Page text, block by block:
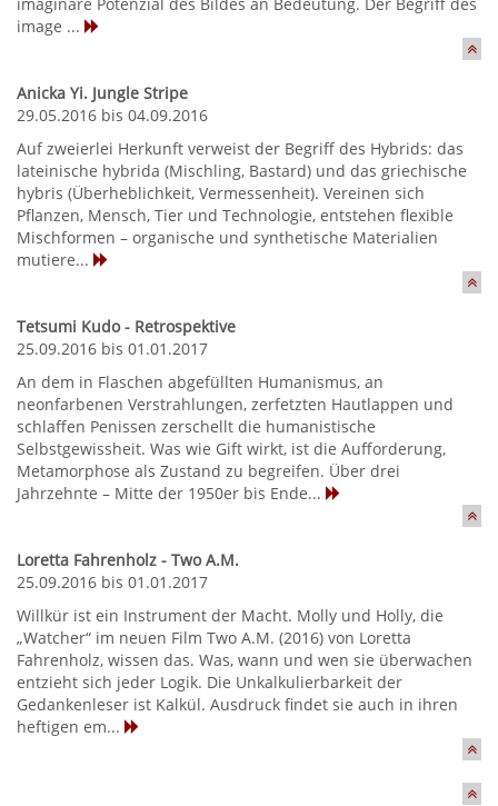
image ...
Anicka Yi. Jungle Stripe
29.05.2016 bis 04.09.2016
Auf zweierlei Herkunft verweist der Begriff des Hybrids: das
lateinische hybrida (Mischling, Bastard) und das griechische
hybris (Überheblichkeit, Vermessenheit). Vereinen sich
Pflanzen, Mensch, Tier und Technologie, entstehen flexible
Mischformen – organische und synthetische Materialien
mutiere...
Tetsumi Kudo - Retrospektive
25.09.2016 bis 01.01.2017
An dem in Flaschen abgefüllten Humanismus, an
neonfarbenen Verstrahlungen, zerfetzten Hautlappen und
schlaffen Penissen zerschellt die humanistische
Selbstgewissheit. Was wie Gift wirkt, ist die Aufforderung,
Metamorphose als Zustand zu begreifen. Über drei
Jahrzehnte – Mitte der 1950er bis Ende...
Loretta Fahrenholz - Two A.M.
25.09.2016 bis 01.01.2017
Willkür ist ein Instrument der Macht. Molly und Holly, die
„Watcher“ im neuen Film Two A.M. (2016) von Loretta
Fahrenholz, wissen das. Was, wann und wen sie überwachen
entzieht sich jeder Logik. Die Unkalkulierbarkeit der
Gedankenleser ist Kalkül. Ausdruck findet sie auch in ihren
heftigen em...